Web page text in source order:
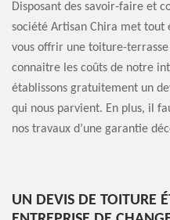
Disposant des savoir-faire et
société Artisan Chira met
vous offrir une toiture-
connaitre les coûts de notre
établissons gratuitement un
qui nous parvient. En plus, il
nos travaux d’une garantie
UN DEVIS DE TOITURE